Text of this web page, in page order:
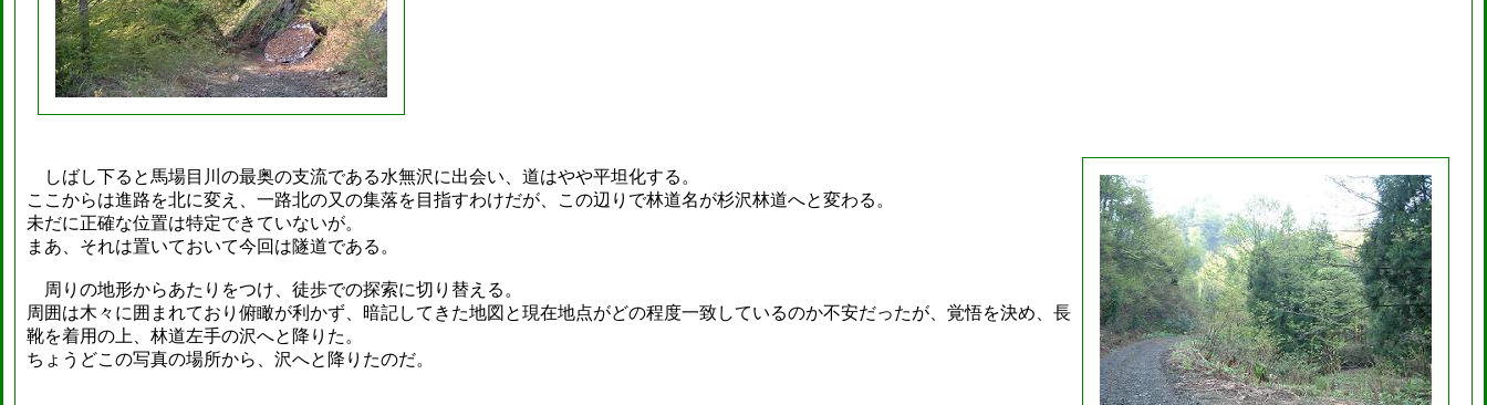
しばし下ると馬場目川の最奥の支流である水無沢に出会い、道はやや平坦化する。
ここからは進路を北に変え、一路北の又の集落を目指すわけだが、この辺りで林道名が杉沢林道へと変わる。
未だに正確な位置は特定できていないが。
まあ、それは置いておいて今回は隧道である。
周りの地形からあたりをつけ、徒歩での探索に切り替える。
周囲は木々に囲まれており俯瞰が利かず、暗記してきた地図と現在地点がどの程度一致しているのか不安だったが、覚悟を決め、長
靴を着用の上、林道左手の沢へと降りた。
ちょうどこの写真の場所から、沢へと降りたのだ。